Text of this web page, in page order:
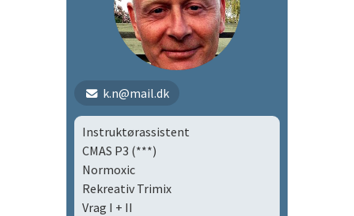
k.n@mail.dk
Instruktørassistent
CMAS P3 (***)
Normoxic
Rekreativ Trimix
Vrag I + II